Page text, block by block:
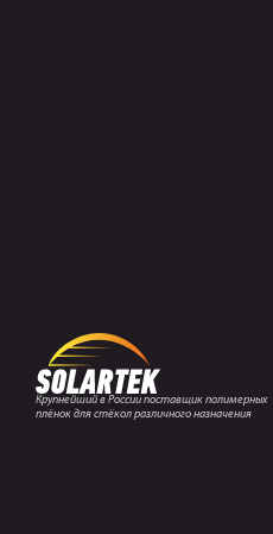
Крупнейший в России поставщик полимерных
плёнок для стёкол различного назначения